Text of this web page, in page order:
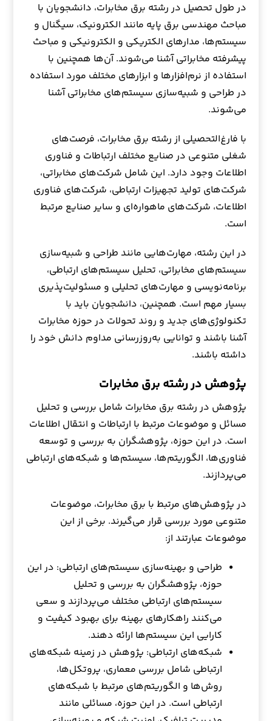
در طول تحصیل در رشته برق مخابرات، دانشجویان با
مباحث مهندسی برق پایه مانند الکترونیک، سیگنال و
سیستم‌ها، مدارهای الکتریکی و الکترونیکی و مباحث
پیشرفته مخابراتی آشنا می‌شوند. آن‌ها همچنین با
استفاده از نرم‌افزارها و ابزارهای مختلف مورد استفاده
در طراحی و شبیه‌سازی سیستم‌های مخابراتی آشنا
می‌شوند.
با فارغ‌التحصیلی از رشته برق مخابرات، فرصت‌های
شغلی متنوعی در صنایع مختلف ارتباطات و فناوری
اطلاعات وجود دارد. این شامل شرکت‌های مخابراتی،
شرکت‌های تولید تجهیزات ارتباطی، شرکت‌های فناوری
اطلاعات، شرکت‌های ماهواره‌ای و سایر صنایع مرتبط
است.
در این رشته، مهارت‌هایی مانند طراحی و شبیه‌سازی
سیستم‌های مخابراتی، تحلیل سیستم‌های ارتباطی،
برنامه‌نویسی و مهارت‌های تحلیلی و مسئولیت‌پذیری
بسیار مهم است. همچنین، دانشجویان باید با
تکنولوژی‌های جدید و روند تحولات در حوزه مخابرات
آشنا باشند و توانایی به‌روزرسانی مداوم دانش خود را
داشته باشند.
پژوهش در رشته برق مخابرات
پژوهش در رشته برق مخابرات شامل بررسی و تحلیل
مسائل و موضوعات مرتبط با ارتباطات و انتقال اطلاعات
است. در این حوزه، پژوهشگران به بررسی و توسعه
فناوری‌ها، الگوریتم‌ها، سیستم‌ها و شبکه‌های ارتباطی
می‌پردازند.
در پژوهش‌های مرتبط با برق مخابرات، موضوعات
متنوعی مورد بررسی قرار می‌گیرند. برخی از این
موضوعات عبارتند از:
طراحی و بهینه‌سازی سیستم‌های ارتباطی: در این
حوزه، پژوهشگران به بررسی و تحلیل
سیستم‌های ارتباطی مختلف می‌پردازند و سعی
می‌کنند راهکارهای بهینه برای بهبود کیفیت و
کارایی این سیستم‌ها ارائه دهند.
شبکه‌های ارتباطی: پژوهش در زمینه شبکه‌های
ارتباطی شامل بررسی معماری، پروتکل‌ها،
روش‌ها و الگوریتم‌های مرتبط با شبکه‌های
ارتباطی است. در این حوزه، مسائلی مانند